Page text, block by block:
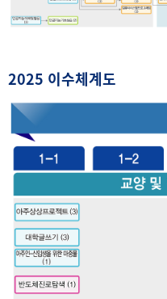
2025 이수체계도